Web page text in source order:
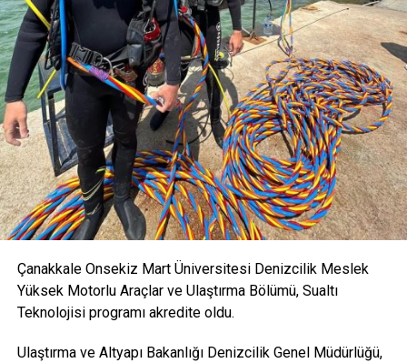
Çanakkale Onsekiz Mart Üniversitesi Denizcilik Meslek
Yüksek Motorlu Araçlar ve Ulaştırma Bölümü, Sualtı
Teknolojisi programı akredite oldu.
Ulaştırma ve Altyapı Bakanlığı Denizcilik Genel Müdürlüğü,